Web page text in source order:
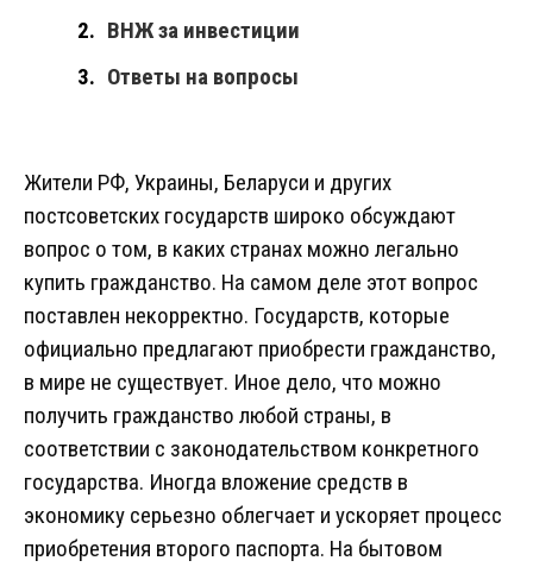
ВНЖ за инвестиции
Ответы на вопросы
Жители РФ, Украины, Беларуси и других
постсоветских государств широко обсуждают
вопрос о том, в каких странах можно легально
купить гражданство. На самом деле этот вопрос
поставлен некорректно. Государств, которые
официально предлагают приобрести гражданство,
в мире не существует. Иное дело, что можно
получить гражданство любой страны, в
соответствии с законодательством конкретного
государства. Иногда вложение средств в
экономику серьезно облегчает и ускоряет процесс
приобретения второго паспорта. На бытовом